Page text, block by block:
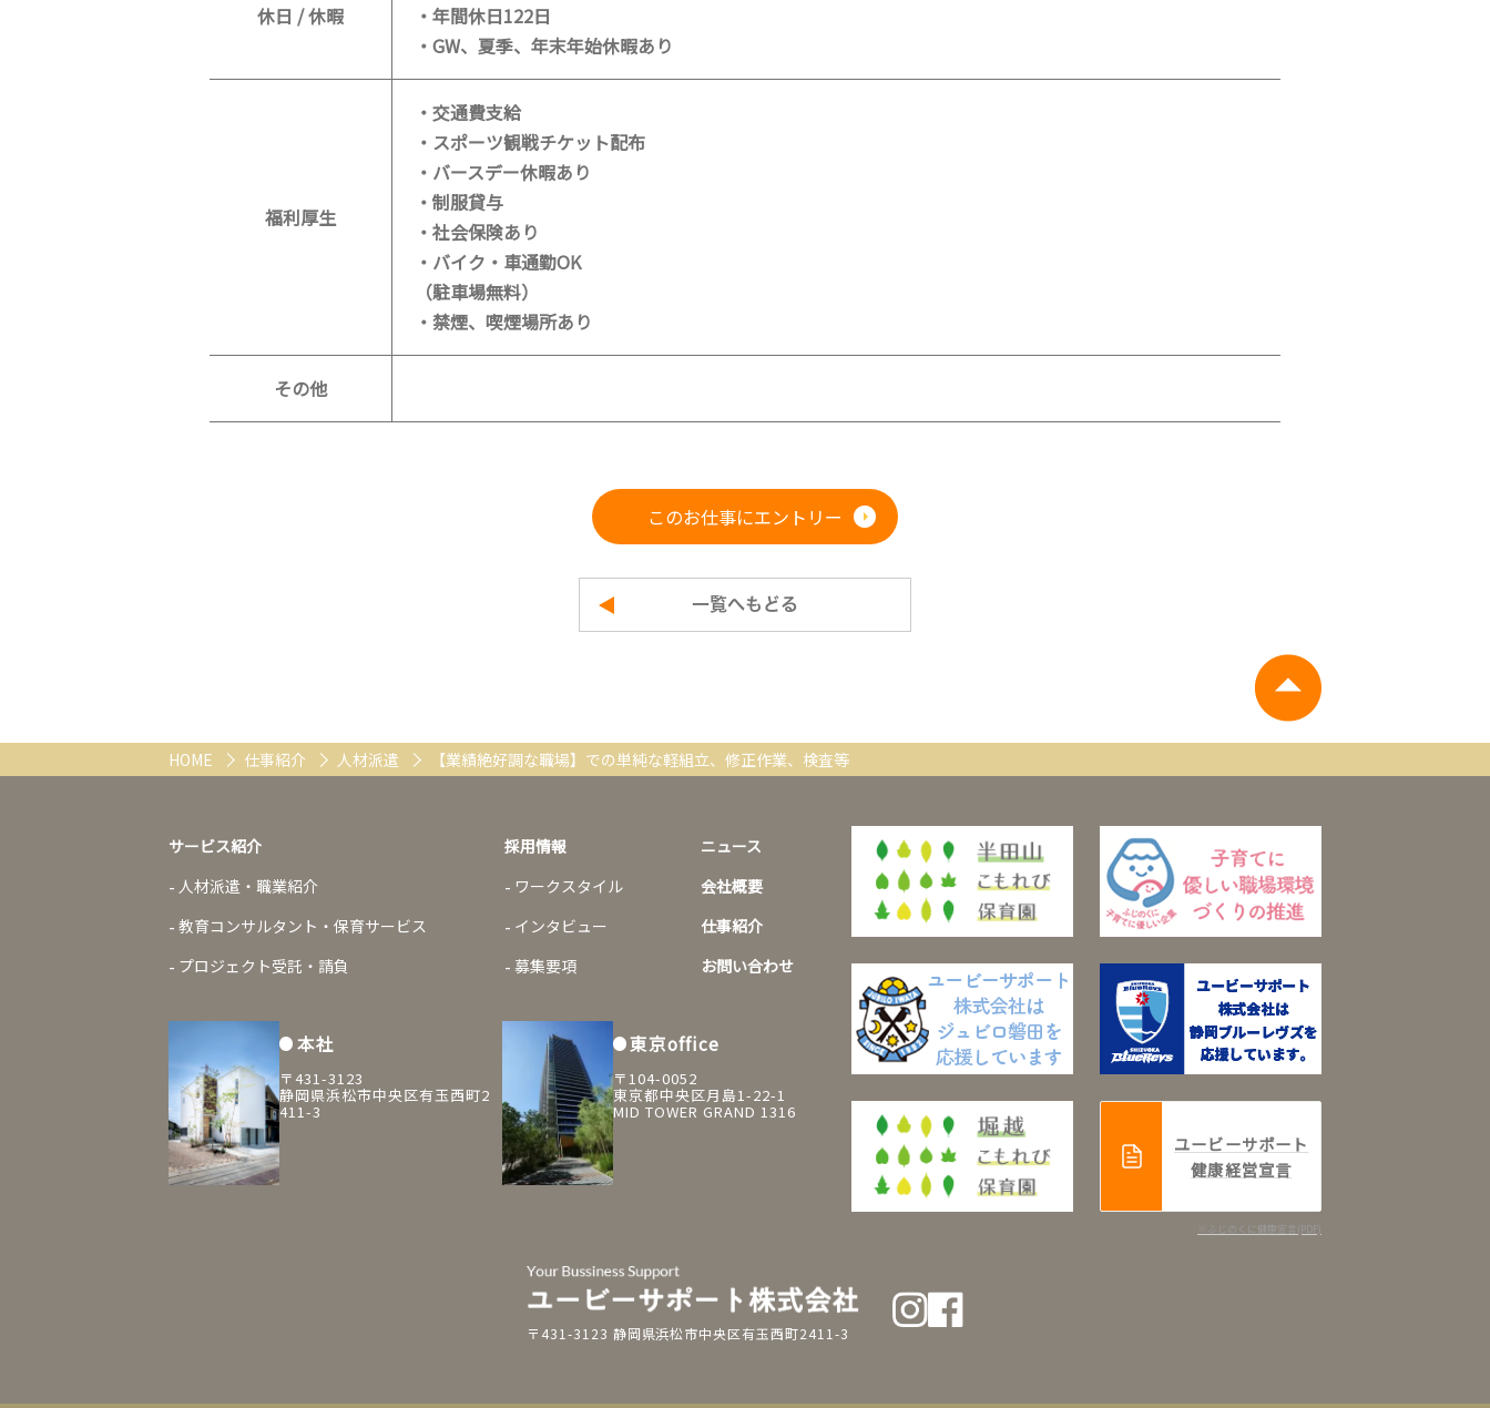
休日 / 休暇
・年間休日122日
・GW、夏季、年末年始休暇あり
福利厚生
・交通費支給
・スポーツ観戦チケット配布
・バースデー休暇あり
・制服貸与
・社会保険あり
・バイク・車通勤OK
（駐車場無料）
・禁煙、喫煙場所あり
その他
このお仕事にエントリー
一覧へもどる
HOME 仕事紹介 人材派遣 【業績絶好調な職場】での単純な軽組立、修正作業、検査等
サービス紹介
人材派遣・職業紹介
教育コンサルタント・保育サービス
プロジェクト受託・請負
採用情報
ワークスタイル
インタビュー
募集要項
ニュース
会社概要
仕事紹介
お問い合わせ
本社
〒431-3123
静岡県浜松市中央区有玉西町2
411-3
東京office
〒104-0052
東京都中央区月島1-22-1
MID TOWER GRAND 1316
ユービーサポート
健康経営宣言
※ふじのくに健康宣言(PDF)
〒431-3123 静岡県浜松市中央区有玉西町2411-3